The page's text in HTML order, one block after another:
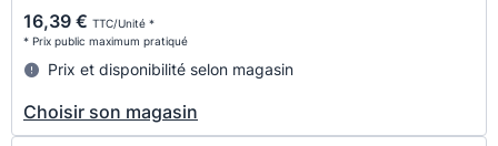
16,39 € TTC/Unité *
* Prix public maximum pratiqué
Prix et disponibilité selon magasin
Choisir son magasin